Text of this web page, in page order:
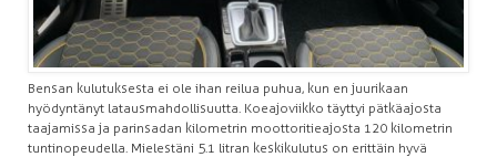
Bensan kulutuksesta ei ole ihan reilua puhua, kun en juurikaan
hyödyntänyt latausmahdollisuutta. Koeajoviikko täyttyi pätkäajosta
taajamissa ja parinsadan kilometrin moottoritieajosta 120 kilometrin
tuntinopeudella. Mielestäni 5.1 litran keskikulutus on erittäin hyvä